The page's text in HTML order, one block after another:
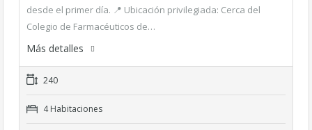
desde el primer día. 📍 Ubicación privilegiada: Cerca del
Colegio de Farmacéuticos de…
Más detalles
240
4 Habitaciones